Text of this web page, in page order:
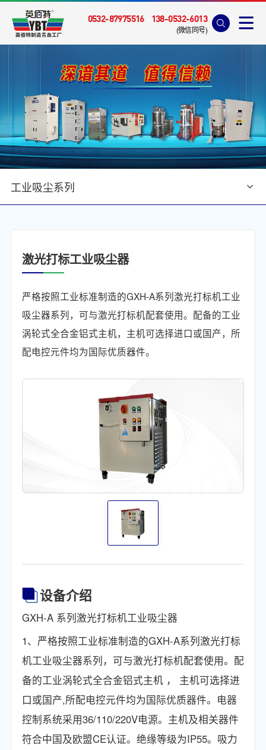
0532-87975516 138-0532-6013
(微信同号)
工业吸尘系列
工业吸尘系列
激光打标工业吸尘器
严格按照工业标准制造的GXH-A系列激光打标机工业
吸尘器系列，可与激光打标机配套使用。配备的工业
涡轮式全合金铝式主机，主机可选择进口或国产，所
配电控元件均为国际优质器件。
设备介绍
GXH-A 系列激光打标机工业吸尘器
1、严格按照工业标准制造的GXH-A系列激光打标
机工业吸尘器系列，可与激光打标机配套使用。配
备的工业涡轮式全合金铝式主机 ， 主机可选择进
口或国产,所配电控元件均为国际优质器件。电器
控制系统采用36/110/220V电源。主机及相关器件
符合中国及欧盟CE认证。绝缘等级为IP55。吸力